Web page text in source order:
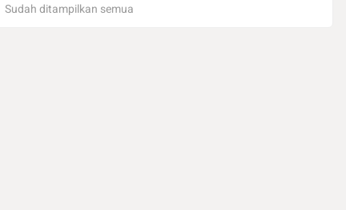
Sudah ditampilkan semua